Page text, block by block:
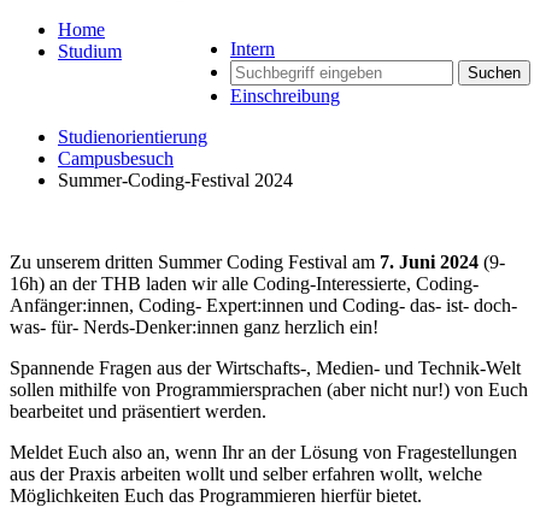
Intern
Suchen
Einschreibung
Home
Studium
Studienorientierung
Campusbesuch
Summer-Coding-Festival 2024
Zu unserem dritten Summer Coding Festival am 7. Juni 2024 (9-
16h) an der THB laden wir alle Coding-Interessierte, Coding-
Anfänger:innen, Coding- Expert:innen und Coding- das- ist- doch-
was- für- Nerds-Denker:innen ganz herzlich ein!
Spannende Fragen aus der Wirtschafts-, Medien- und Technik-Welt
sollen mithilfe von Programmiersprachen (aber nicht nur!) von Euch
bearbeitet und präsentiert werden.
Meldet Euch also an, wenn Ihr an der Lösung von Fragestellungen
aus der Praxis arbeiten wollt und selber erfahren wollt, welche
Möglichkeiten Euch das Programmieren hierfür bietet.